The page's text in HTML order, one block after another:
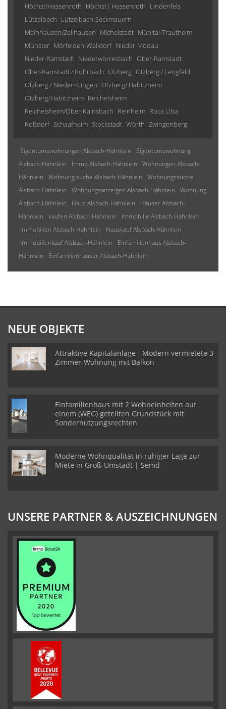
Höchst/Hassenroth Höchst| Hassenroth Lindenfels
Lützelbach Lützelbach-Seckmauern
Mainhausen/Zellhausen Michelstadt Mühltal-Trautheim
Münster Mörfelden-Walldorf Nieder-Modau
Nieder-Ramstadt Niederwörresbach Ober-Ramstadt
Ober-Ramstadt / Rohrbach Otzberg Otzberg / Lengfeld
Otzberg / Nieder-Klingen Otzberg/ Habitzheim
Otzberg/Habitzheim Reichelsheim
Reichelsheim/Ober-Kainsbach Reinheim Roca Llisa
Roßdorf Schaafheim Stockstadt Wörth Zwingenberg
Eigentumswohnungen Alsbach-Hähnlein
Eigentumswohnung
Alsbach-Hähnlein
Immo Alsbach-Hähnlein
Wohnungen Alsbach-
Hähnlein
Wohnung suche Alsbach-Hähnlein
Wohnungssuche
Alsbach-Hähnlein
Wohnungsanzeigen Alsbach-Hähnlein
Wohnung
Alsbach-Hähnlein
Haus Alsbach-Hähnlein
Häuser Alsbach-
Hähnlein
kaufen Alsbach-Hähnlein
Immobilie Alsbach-Hähnlein
Immobilien Alsbach-Hähnlein
Hauskauf Alsbach-Hähnlein
Immobilienkauf Alsbach-Hähnlein
Einfamilienhaus Alsbach-
Hähnlein
Einfamilienhäuser Alsbach-Hähnlein
NEUE OBJEKTE
Attraktive Kapitalanlage - Modern vermietete 3-
Zimmer-Wohnung mit Balkon
Einfamilienhaus mit 2 Wohneinheiten auf
einem (WEG) geteilten Grundstück mit
Sondernutzungsrechten
Moderne Wohnqualität in ruhiger Lage zur
Miete in Groß-Umstadt | Semd
UNSERE PARTNER & AUSZEICHNUNGEN